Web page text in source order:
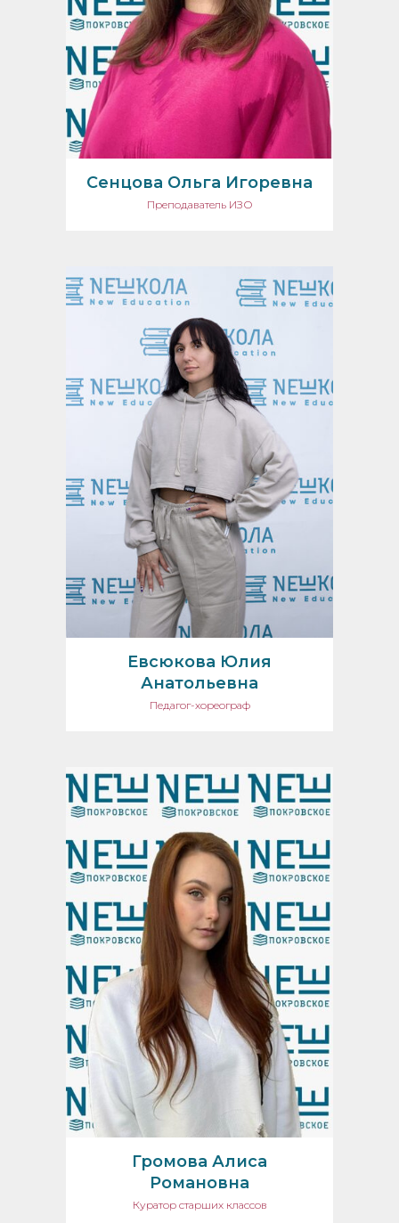
Сенцова Ольга Игоревна
Преподаватель ИЗО
Евсюкова Юлия
Анатольевна
Педагог-хореограф
Громова Алиса
Романовна
Куратор старших классов